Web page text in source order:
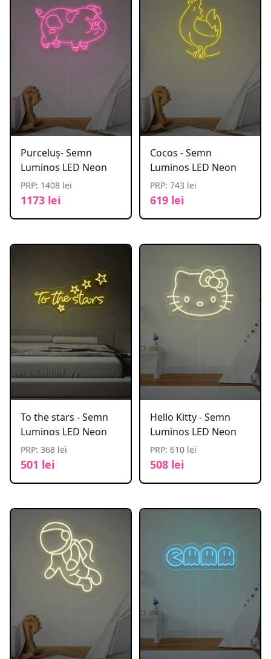
Purceluș- Semn
Luminos LED Neon
PRP: 1408 lei
1173 lei
Cocos - Semn
Luminos LED Neon
PRP: 743 lei
619 lei
To the stars - Semn
Luminos LED Neon
PRP: 368 lei
501 lei
Hello Kitty - Semn
Luminos LED Neon
PRP: 610 lei
508 lei